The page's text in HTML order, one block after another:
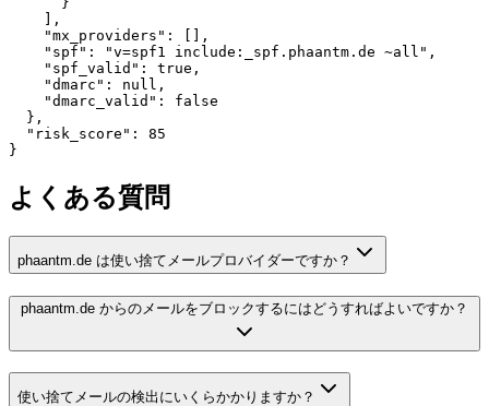
    ],
    "mx_providers": [],
    "spf": "v=spf1 include:_spf.phaantm.de ~all",
    "spf_valid": true,
    "dmarc": null,
    "dmarc_valid": false
  },
  "risk_score": 85
}
よくある質問
phaantm.de は使い捨てメールプロバイダーですか？
phaantm.de からのメールをブロックするにはどうすればよいですか？
使い捨てメールの検出にいくらかかりますか？